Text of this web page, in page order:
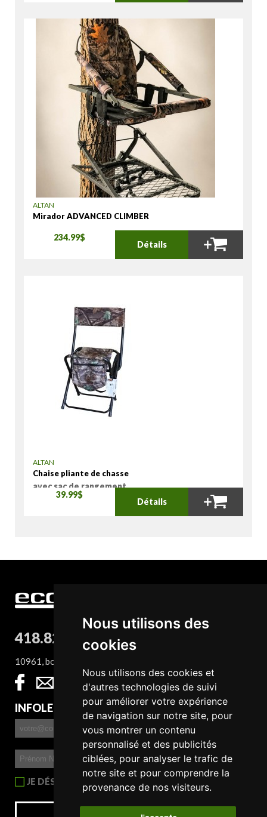
Nous utilisons des
cookies
Nous utilisons des cookies et
d'autres technologies de suivi
pour améliorer votre expérience
de navigation sur notre site, pour
vous montrer un contenu
personnalisé et des publicités
ciblées, pour analyser le trafic de
notre site et pour comprendre la
provenance de nos visiteurs.
ALTAN
Mirador ADVANCED CLIMBER
234.99$
Détails
ALTAN
Chaise pliante de chasse
avec sac de rangement
39.99$
Détails
418.827.8932
10961, boul. Sainte-Anne, QC G0A 1E0
INFOLETTRE
JE DÉSIRE RECEVOIR L'INFOLETTRE
S'INSCRIRE